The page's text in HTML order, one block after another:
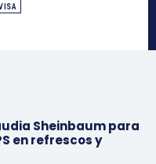
Sheinbaum para
en refrescos y